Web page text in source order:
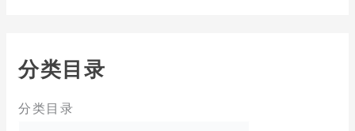
分类目录
分类目录